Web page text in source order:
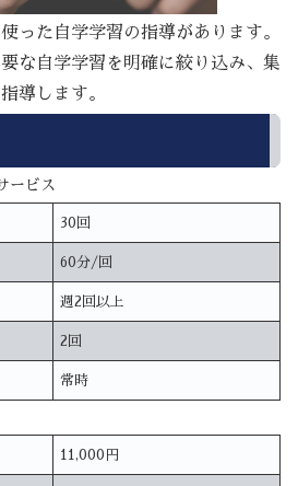
った自学学習の指導があります。
な自学学習を明確に絞り込み、集
導します。
ービス
30回
60分/回
週2回以上
2回
常時
11,000円